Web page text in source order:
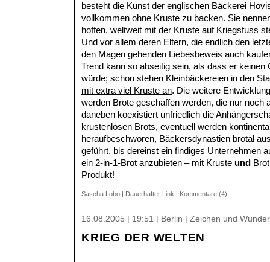
besteht die Kunst der englischen Bäckerei
vollkommen ohne Kruste zu backen. Sie
hoffen, weltweit mit der Kruste auf Kriegsfuss
Und vor allem deren Eltern, die endlich den
den Magen gehenden Liebesbeweis auch
Trend kann so abseitig sein, als dass er keinen
würde; schon stehen Kleinbäckereien in den
mit extra viel Kruste an. Die weitere
werden Brote geschaffen werden, die nur noch
daneben koexistiert unfriedlich die
krustenlosen Brots, eventuell werden
heraufbeschworen, Bäckersdynastien brotal
geführt, bis dereinst ein findiges Unternehmen
ein 2-in-1-Brot anzubieten – mit Kruste und
Produkt!
Sascha Lobo | Dauerhafter Link | Kommentare (4)
16.08.2005 | 19:51 | Berlin | Zeichen und Wunder
KRIEG DER WELTEN